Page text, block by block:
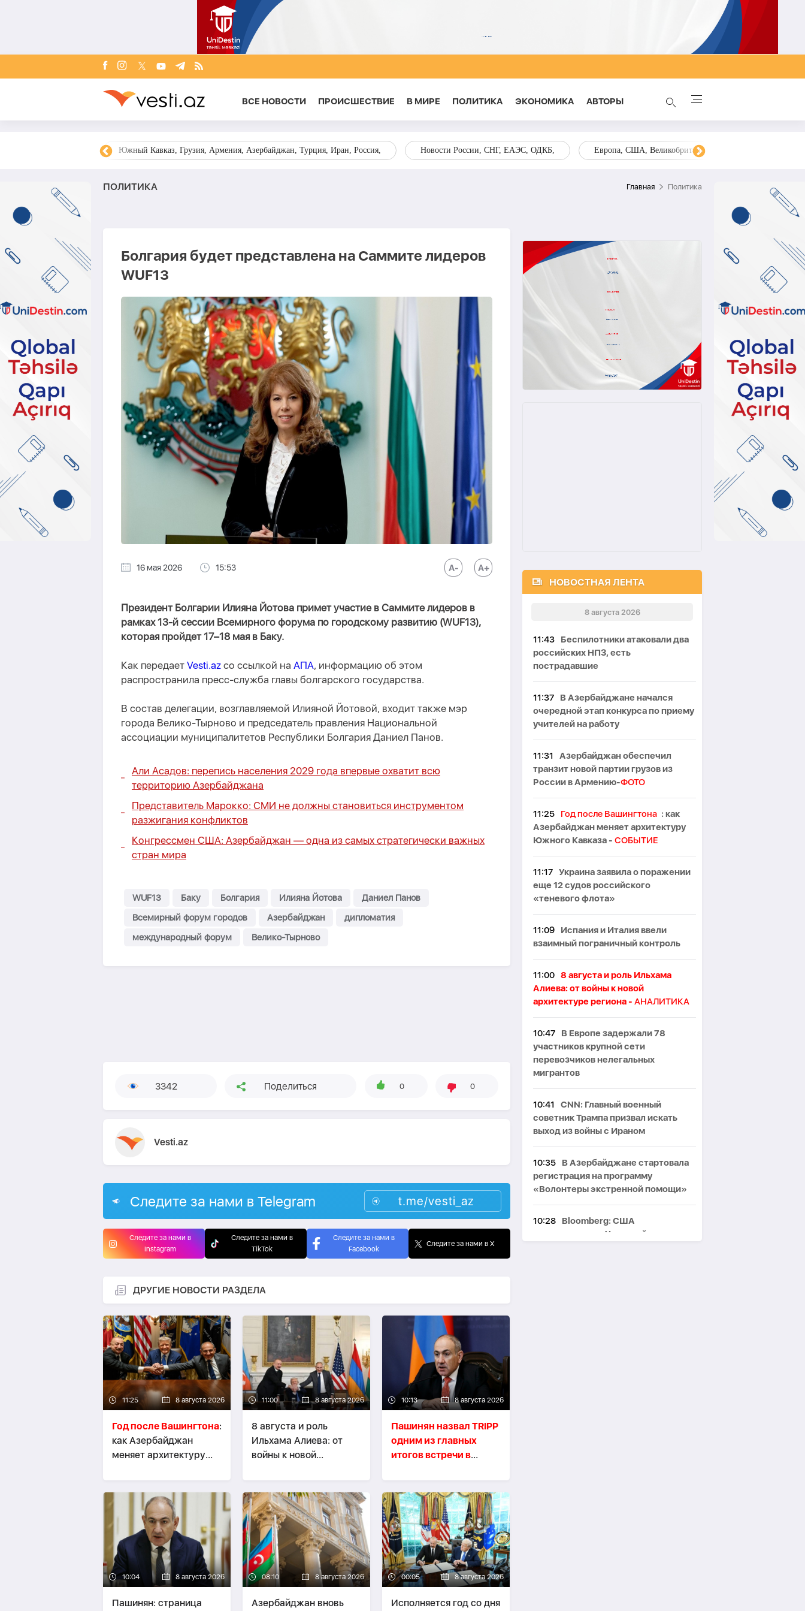
ВСЕ НОВОСТИ ПРОИСШЕСТВИЕ В МИРЕ ПОЛИТИКА ЭКОНОМИКА AВТОРЫ
Южный Кавказ, Грузия, Армения, Азербайджан, Турция, Иран, Россия, Новости России, СНГ, ЕАЭС, ОДКБ, Европа, США, Великобритания, Украина, Запад,
ПОЛИТИКА Главная Политика
Болгария будет представлена на Саммите лидеров
WUF13
16 мая 2026 15:53
Президент Болгарии Илияна Йотова примет участие в Саммите лидеров в
рамках 13-й сессии Всемирного форума по городскому развитию (WUF13),
которая пройдет 17–18 мая в Баку.
Как передает Vesti.az со ссылкой на АПА, информацию об этом
распространила пресс-служба главы болгарского государства.
В состав делегации, возглавляемой Илияной Йотовой, входит также мэр
города Велико-Тырново и председатель правления Национальной
ассоциации муниципалитетов Республики Болгария Даниел Панов.
Али Асадов: перепись населения 2029 года впервые охватит всю
территорию Азербайджана
Представитель Марокко: СМИ не должны становиться инструментом
разжигания конфликтов
Конгрессмен США: Азербайджан — одна из самых стратегически важных
стран мира
WUF13 Баку Болгария Илияна Йотова
Даниел Панов
Всемирный форум городов
Азербайджан
дипломатия
международный форум
Велико-Тырново
3342 Поделиться 0 0
Vesti.az
Следите за нами в Telegram t.me/vesti_az
Следите за нами в
Instagram
Следите за нами в
TikTok
Следите за нами в
Facebook
Следите за нами в X
ДРУГИЕ НОВОСТИ РАЗДЕЛА
11:25 8 августа 2026
Год после Вашингтона:
как Азербайджан
меняет архитектуру
СОБЫТИЕ
11:00 8 августа 2026
8 августа и роль
Ильхама Алиева: от
войны к новой
АНАЛИТИКА
10:13 8 августа 2026
Пашинян назвал TRIPP
одним из главных
итогов встречи в
10:04 8 августа 2026
Пашинян: cтраница
08:10 8 августа 2026
Азербайджан вновь
00:05 8 августа 2026
Исполняется год со дня
НОВОСТНАЯ ЛЕНТА
8 августа 2026
11:43
Беспилотники атаковали два
российских НПЗ, есть
пострадавшие
11:37
В Азербайджане начался
очередной этап конкурса по приему
учителей на работу
11:31
Азербайджан обеспечил
транзит новой партии грузов из
России в Армению-ФОТО
11:25 Год после Вашингтона : как
Азербайджан меняет архитектуру
Южного Кавказа - СОБЫТИЕ
11:17 Украина заявила о поражении
еще 12 судов российского
«теневого флота»
11:09
Испания и Италия ввели
взаимный пограничный контроль
11:00 8 августа и роль Ильхама
Алиева: от войны к новой
архитектуре региона - АНАЛИТИКА
10:47
В Европе задержали 78
участников крупной сети
перевозчиков нелегальных
мигрантов
10:41
CNN: Главный военный
советник Трампа призвал искать
выход из войны с Ираном
10:35
В Азербайджане стартовала
регистрация на программу
«Волонтеры экстренной помощи»
10:28
Bloomberg: США
договорились с Украиной о